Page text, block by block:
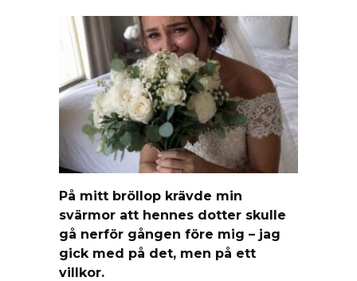
På mitt bröllop krävde min
svärmor att hennes dotter skulle
gå nerför gången före mig – jag
gick med på det, men på ett
villkor.